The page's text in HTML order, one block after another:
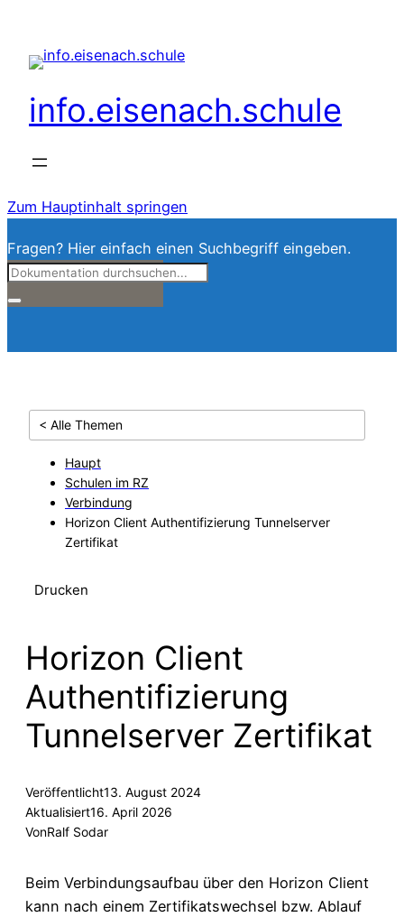
info.eisenach.schule
Zum Hauptinhalt springen
Fragen? Hier einfach einen Suchbegriff eingeben.
< Alle Themen
Haupt
Schulen im RZ
Verbindung
Horizon Client Authentifizierung Tunnelserver
Zertifikat
Drucken
Horizon Client
Authentifizierung
Tunnelserver Zertifikat
Veröffentlicht13. August 2024
Aktualisiert16. April 2026
VonRalf Sodar
Beim Verbindungsaufbau über den Horizon Client
kann nach einem Zertifikatswechsel bzw. Ablauf